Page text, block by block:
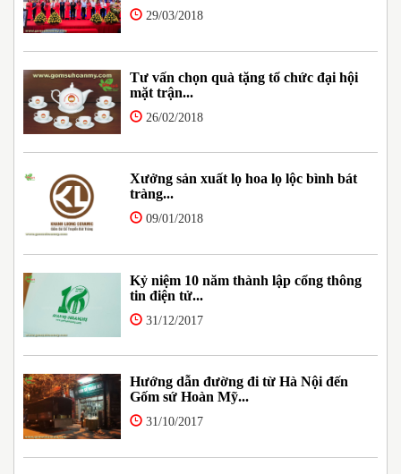
29/03/2018
Tư vấn chọn quà tặng tổ chức đại hội
mặt trận...
26/02/2018
Xưởng sản xuất lọ hoa lọ lộc bình bát
tràng...
09/01/2018
Kỷ niệm 10 năm thành lập cổng thông
tin điện tử...
31/12/2017
Hướng dẫn đường đi từ Hà Nội đến
Gốm sứ Hoàn Mỹ...
31/10/2017